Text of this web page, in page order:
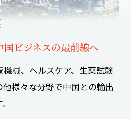
ビジネスの最前線へ
械、ヘルスケア、生薬試験
様々な分野で中国との輸出